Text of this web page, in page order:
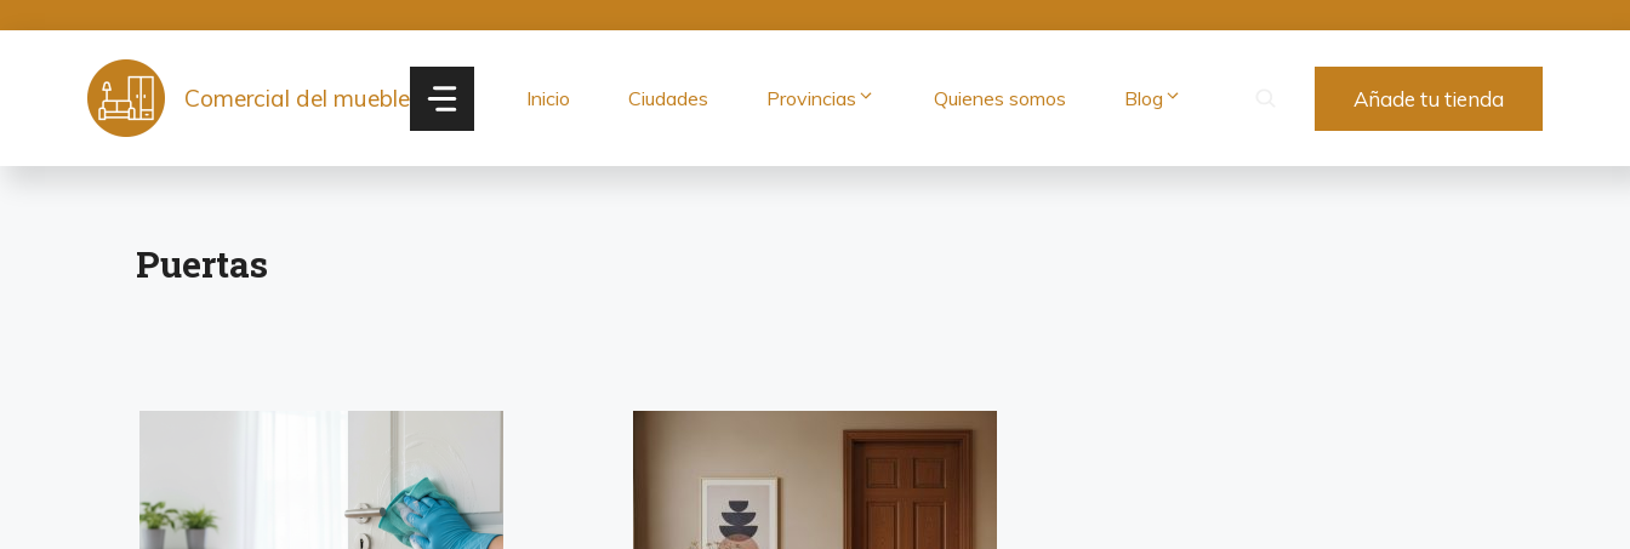
contenido
Comercial del mueble Inicio Ciudades Provincias Quienes somos Blog Añade tu tienda
Puertas